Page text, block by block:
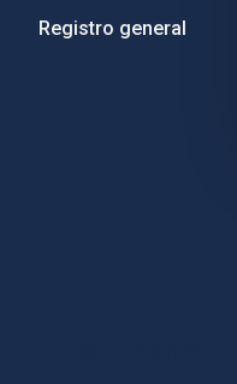
Registro general